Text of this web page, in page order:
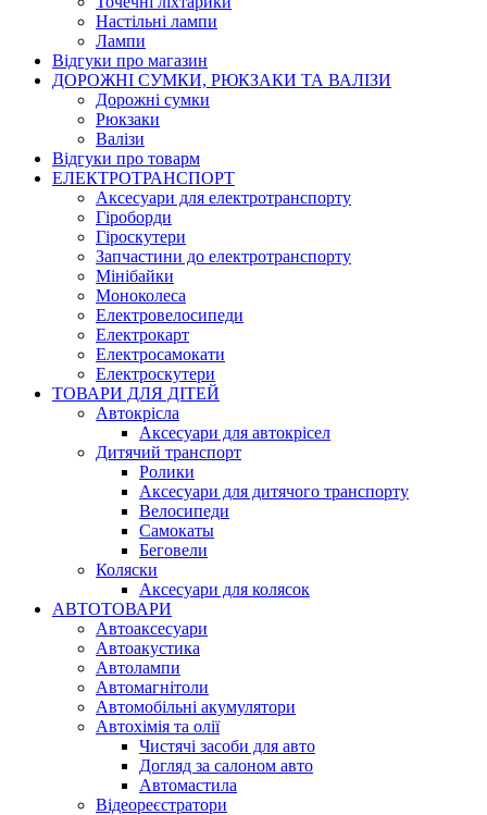
Настільні лампи
Лампи
Відгуки про магазин
ДОРОЖНІ СУМКИ, РЮКЗАКИ ТА ВАЛІЗИ
Дорожні сумки
Рюкзаки
Валізи
Відгуки про товарм
ЕЛЕКТРОТРАНСПОРТ
Аксесуари для електротранспорту
Гіроборди
Гіроскутери
Запчастини до електротранспорту
Мінібайки
Моноколеса
Електровелосипеди
Електрокарт
Електросамокати
Електроскутери
ТОВАРИ ДЛЯ ДІТЕЙ
Автокрісла
Аксесуари для автокрісел
Дитячий транспорт
Ролики
Аксесуари для дитячого транспорту
Велосипеди
Самокаты
Беговели
Коляски
Аксесуари для колясок
АВТОТОВАРИ
Автоаксесуари
Автоакустика
Автолампи
Автомагнітоли
Автомобільні акумулятори
Автохімія та олії
Чистячі засоби для авто
Догляд за салоном авто
Автомастила
Відеореєстратори